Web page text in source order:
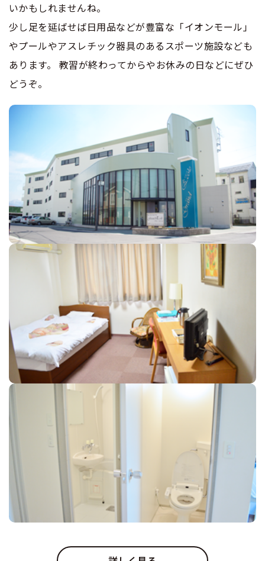
いかもしれませんね。
少し足を延ばせば日用品などが豊富な「イオンモール」
やプールやアスレチック器具のあるスポーツ施設なども
あります。 教習が終わってからやお休みの日などにぜひ
どうぞ。